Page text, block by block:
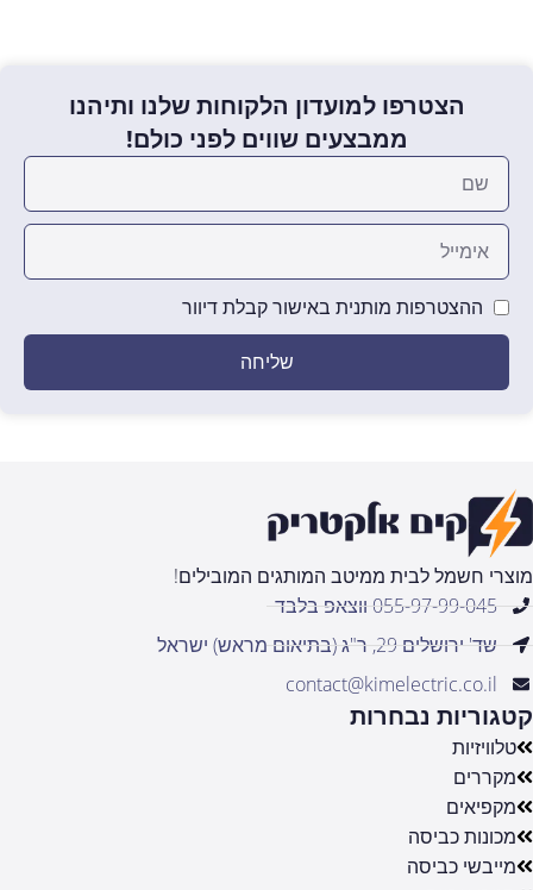
הצטרפו למועדון הלקוחות שלנו ותיהנו
ממבצעים שווים לפני כולם!
ההצטרפות מותנית באישור קבלת דיוור
שליחה
מוצרי חשמל לבית ממיטב המותגים המובילים!
055-97-99-045 ווצאפ בלבד
שד' ירושלים 29, ר"ג (בתיאום מראש) ישראל
contact@kimelectric.co.il
קטגוריות נבחרות
טלוויזיות
מקררים
מקפיאים
מכונות כביסה
מייבשי כביסה